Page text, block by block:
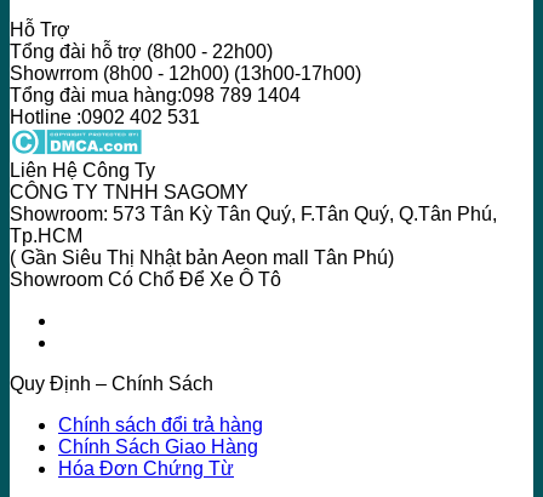
Hỗ Trợ
Tổng đài hỗ trợ (8h00 - 22h00)
Showrrom (8h00 - 12h00) (13h00-17h00)
Tổng đài mua hàng:098 789 1404
Hotline :0902 402 531
Liên Hệ Công Ty
CÔNG TY TNHH SAGOMY
Showroom: 573 Tân Kỳ Tân Quý, F.Tân Quý, Q.Tân Phú,
Tp.HCM
( Gần Siêu Thị Nhật bản Aeon mall Tân Phú)
Showroom Có Chổ Để Xe Ô Tô
Quy Định – Chính Sách
Chính sách đổi trả hàng
Chính Sách Giao Hàng
Hóa Đơn Chứng Từ